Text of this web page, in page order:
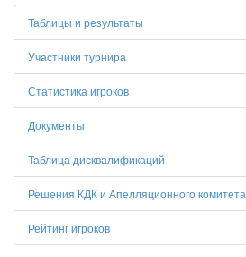
Таблицы и результаты
Участники турнира
Статистика игроков
Документы
Таблица дисквалификаций
Решения КДК и Апелляционного комитета
Рейтинг игроков